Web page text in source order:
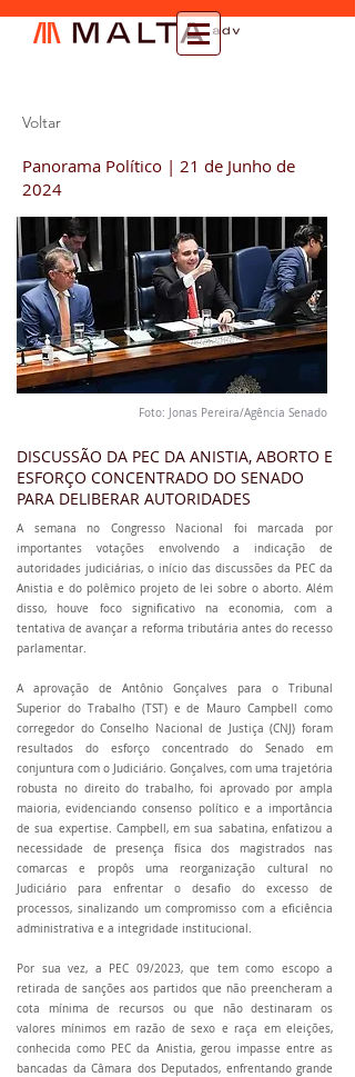
Voltar
Panorama Político | 21 de Junho de
2024
Foto: Jonas Pereira/Agência Senado
DISCUSSÃO DA PEC DA ANISTIA, ABORTO E
ESFORÇO CONCENTRADO DO SENADO
PARA DELIBERAR AUTORIDADES
A semana no Congresso Nacional foi marcada por
importantes votações envolvendo a indicação de
autoridades judiciárias, o início das discussões da PEC da
Anistia e do polêmico projeto de lei sobre o aborto. Além
disso, houve foco significativo na economia, com a
tentativa de avançar a reforma tributária antes do recesso
parlamentar.
A aprovação de Antônio Gonçalves para o Tribunal
Superior do Trabalho (TST) e de Mauro Campbell como
corregedor do Conselho Nacional de Justiça (CNJ) foram
resultados do esforço concentrado do Senado em
conjuntura com o Judiciário. Gonçalves, com uma trajetória
robusta no direito do trabalho, foi aprovado por ampla
maioria, evidenciando consenso político e a importância
de sua expertise. Campbell, em sua sabatina, enfatizou a
necessidade de presença física dos magistrados nas
comarcas e propôs uma reorganização cultural no
Judiciário para enfrentar o desafio do excesso de
processos, sinalizando um compromisso com a eficiência
administrativa e a integridade institucional.
Por sua vez, a PEC 09/2023, que tem como escopo a
retirada de sanções aos partidos que não preencheram a
cota mínima de recursos ou que não destinaram os
valores mínimos em razão de sexo e raça em eleições,
conhecida como PEC da Anistia, gerou impasse entre as
bancadas da Câmara dos Deputados, enfrentando grande